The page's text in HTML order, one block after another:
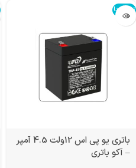
تمام شد!
باتری یو پی اس 12ولت 4.5 آمپر
– آکو باتری